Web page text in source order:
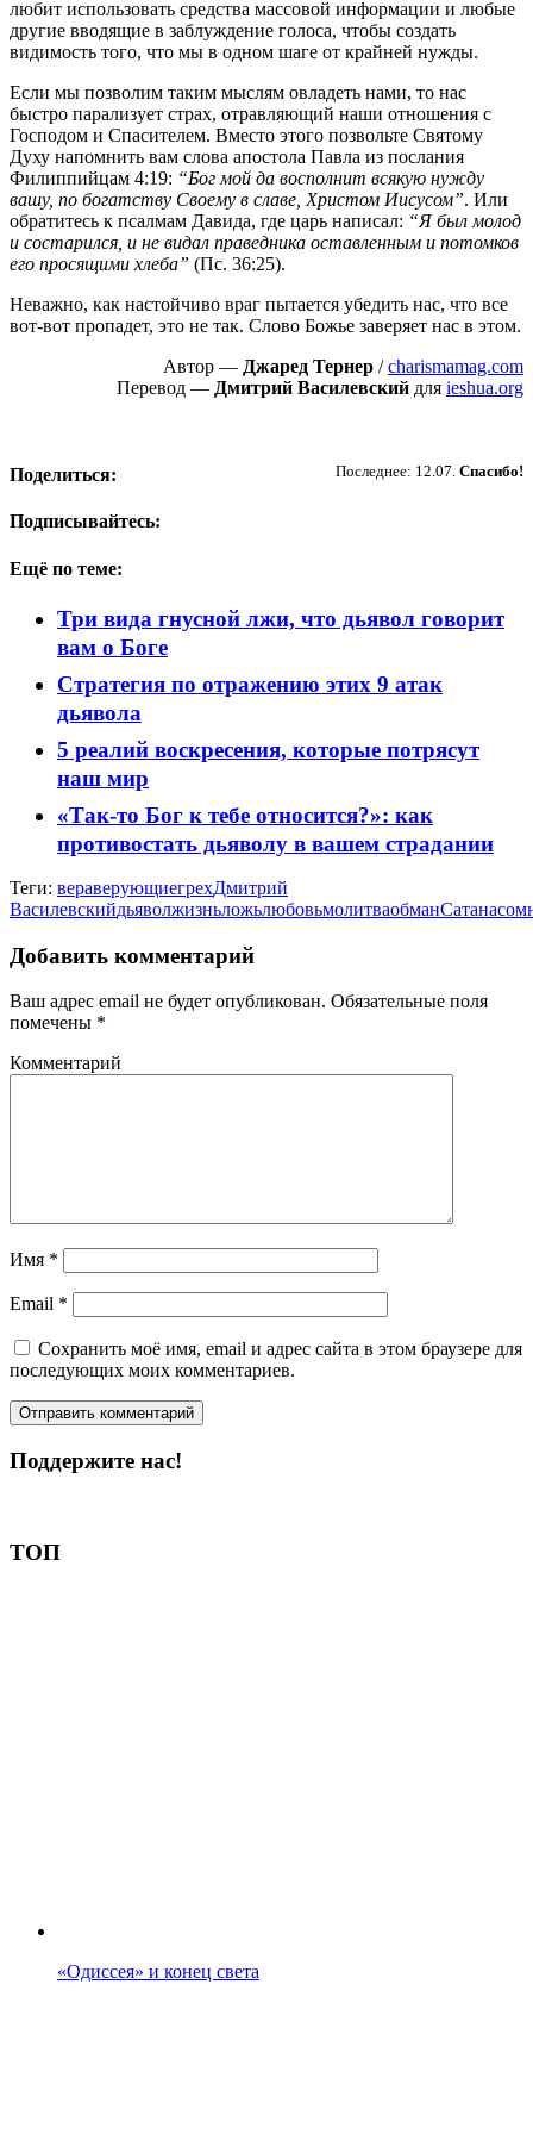
любит использовать средства массовой информации и любые
другие вводящие в заблуждение голоса, чтобы создать
видимость того, что мы в одном шаге от крайней нужды.
Если мы позволим таким мыслям овладеть нами, то нас
быстро парализует страх, отравляющий наши отношения с
Господом и Спасителем. Вместо этого позвольте Святому
Духу напомнить вам слова апостола Павла из послания
Филиппийцам 4:19: “Бог мой да восполнит всякую нужду
вашу, по богатству Своему в славе, Христом Иисусом”. Или
обратитесь к псалмам Давида, где царь написал: “Я был молод
и состарился, и не видал праведника оставленным и потомков
его просящими хлеба” (Пс. 36:25).
Неважно, как настойчиво враг пытается убедить нас, что все
вот-вот пропадет, это не так. Слово Божье заверяет нас в этом.
Автор — Джаред Тернер /charismamag.com
Перевод — Дмитрий Василевский для ieshua.org
Последнее: 12.07. Спасибо!
Поделиться:
Подписывайтесь:
Ещё по теме:
Три вида гнусной лжи, что дьявол говорит
вам о Боге
Стратегия по отражению этих 9 атак
дьявола
5 реалий воскресения, которые потрясут
наш мир
«Так-то Бог к тебе относится?»: как
противостать дьяволу в вашем страдании
Теги: вераверующиегрехДмитрий
ВасилевскийдьяволжизньложьлюбовьмолитваобманСатана
Добавить комментарий
Ваш адрес email не будет опубликован. Обязательные поля
помечены *
Комментарий
Имя *
Email *
Сохранить моё имя, email и адрес сайта в этом браузере для
последующих моих комментариев.
Поддержите нас!
ТОП
«Одиссея» и конец света